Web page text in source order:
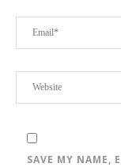
SAVE MY NAME,